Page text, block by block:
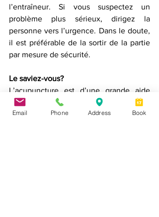
l’entraîneur. Si vous suspectez un
problème plus sérieux, dirigez la
personne vers l’urgence. Dans le doute,
il est préférable de la sortir de la partie
par mesure de sécurité.
Le saviez-vous?
L’acupuncture est d’une grande aide
dans le traitement des commotions
cérébrale et peut s’intégrer dans les
Email Phone Address Book